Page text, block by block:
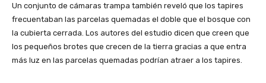
Un conjunto de cámaras trampa también reveló que los tapires
frecuentaban las parcelas quemadas el doble que el bosque con
la cubierta cerrada. Los autores del estudio dicen que creen que
los pequeños brotes que crecen de la tierra gracias a que entra
más luz en las parcelas quemadas podrían atraer a los tapires.